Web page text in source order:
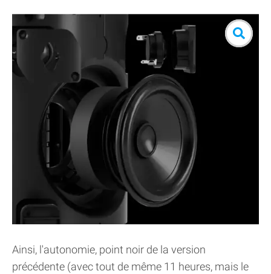
Ainsi, l'autonomie, point noir de la version
précédente (avec tout de même 11 heures, mais le